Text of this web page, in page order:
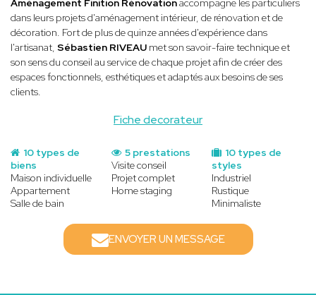
Fiche decorateur
dans leurs projets d'aménagement intérieur, de rénovation et de
décoration. Fort de plus de quinze années d'expérience dans
l'artisanat, Sébastien RIVEAU met son savoir-faire technique et
son sens du conseil au service de chaque projet afin de créer des
espaces fonctionnels, esthétiques et adaptés aux besoins de ses
clients.
10 types de
biens
Maison individuelle
Appartement
Salle de bain
10 types de
styles
Industriel
Rustique
Minimaliste
5 prestations
Visite conseil
Projet complet
Home staging
ENVOYER UN MESSAGE